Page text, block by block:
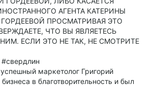
АГЕНТА КАТЕРИНЫ
ПРОСМАТРИВАЯ ЭТО
ЧТО ВЫ ЯВЛЯЕТЕСЬ
ЕСЛИ ЭТО НЕ ТАК, НЕ СМОТРИТЕ
маркетолог Григорий
в благотворительность и был